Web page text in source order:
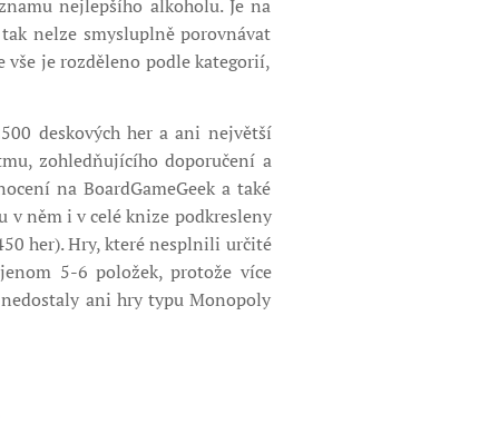
nejlepšího alkoholu. Je na
nelze smysluplně porovnávat
vše je rozděleno podle kategorií,
deskových her a ani největší
zohledňujícího doporučení a
na BoardGameGeek a také
v něm i v celé knize podkresleny
her). Hry, které nesplnili určité
5-6 položek, protože více
ani hry typu Monopoly